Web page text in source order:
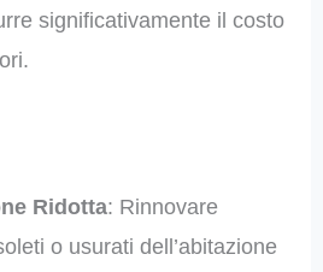
significativamente il costo
Ridotta: Rinnovare
o usurati dell’abitazione